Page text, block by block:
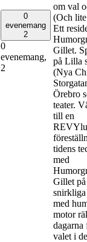
0
evenemang
2
0
evenemang,
2
om val
(Och
Ett
Gillet.
på Lilla
(Nya
Örebro
teater.
till en
tidens
med
Gillet på
med
motor
valet i